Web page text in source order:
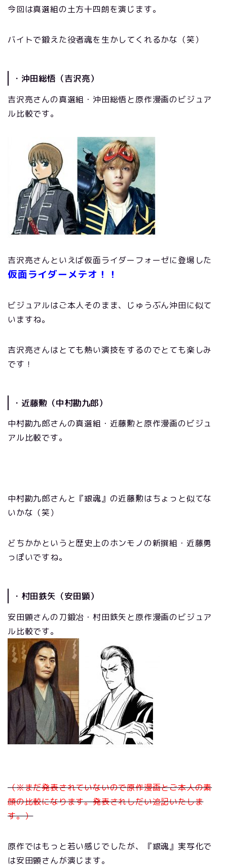
今回は真選組の土方十四朗を演じます。
バイトで鍛えた役者魂を生かしてくれるかな（笑）
・沖田総悟（吉沢亮）
吉沢亮さんの真選組・沖田総悟と原作漫画のビジュア
ル比較です。
吉沢亮さんといえば仮面ライダーフォーゼに登場した
仮面ライダーメテオ！！
ビジュアルはご本人そのまま、じゅうぶん沖田に似て
いますね。
吉沢亮さんはとても熱い演技をするのでとても楽しみ
です！
・近藤勲（中村勘九郎）
中村勘九郎さんの真選組・近藤勲と原作漫画のビジュ
アル比較です。
中村勘九郎さんと『銀魂』の近藤勲はちょっと似てな
いかな（笑）
どちかかというと歴史上のホンモノの新撰組・近藤勇
っぽいですね。
・村田鉄矢（安田顕）
安田顕さんの刀鍛冶・村田鉄矢と原作漫画のビジュア
ル比較です。
（※まだ発表されていないので原作漫画とご本人の素
顔の比較になります。発表されしだい追記いたしま
す。）
原作ではもっと若い感じでしたが、『銀魂』実写化で
は安田顕さんが演じます。